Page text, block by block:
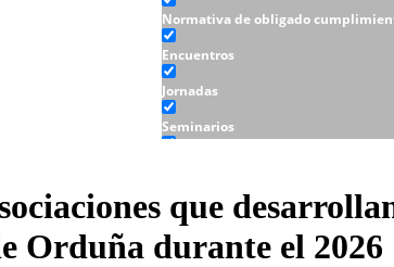
Normativa de obligado
Encuentros
Jornadas
Seminarios
que
Orduña durante el 2026